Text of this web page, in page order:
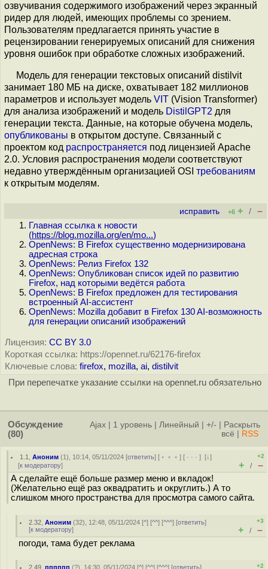
озвучивания содержимого изображений через экранный
ридер для людей, имеющих проблемы со зрением.
Пользователям предлагается принять участие в
рецензировании генерируемых описаний для снижения
уровня ошибок при обработке сложных изображений.
Модель для генерации текстовых описаний distilvit
занимает 180 МБ на диске, охватывает 182 миллионов
параметров и использует модель VIT (Vision Transformer)
для анализа изображений и модель DistilGPT2 для
генерации текста. Данные, на которые обучена модель,
опубликованы в открытом доступе. Связанный с
проектом код распространяется под лицензией Apache
2.0. Условия распространения модели соответствуют
недавно утверждённым организацией OSI требованиям
к открытым моделям.
исправить +6 + / –
Главная ссылка к новости
(https://blog.mozilla.org/en/mo...)
OpenNews: В Firefox существенно модернизирована
адресная строка
OpenNews: Релиз Firefox 132
OpenNews: Опубликован список идей по развитию
Firefox, над которыми ведётся работа
OpenNews: В Firefox предложен для тестирования
встроенный AI-ассистент
OpenNews: Mozilla добавит в Firefox 130 AI-возможность
для генерации описаний изображений
Лицензия: CC BY 3.0
Короткая ссылка: https://opennet.ru/62176-firefox
Ключевые слова: firefox, mozilla, ai, distilvit
При перепечатке указание ссылки на opennet.ru обязательно
Обсуждение
(80)
Ajax 1 уровень Линейный +/-
Раскрыть
всё
RSS
1.1 ,Аноним (1), 10:14, 05/11/2024 [ответить] [ ﹢﹢﹢] [ · · ·][↓]
[к модератору]
+2
+ / –
А сделайте ещё больше размер меню и вкладок!
(Желательно ещё раз оквадратить и округлить.) А то
слишком много пространства для просмотра самого сайта.
2.32 ,Аноним (32), 12:48, 05/11/2024 [^] [^^] [^^^] [ответить]
[к модератору]
+3
+ / –
погоди, тама будет реклама
2.49 ,пппппп (?), 14:30, 05/11/2024 [^] [^^] [^^^] [ответить]
+2